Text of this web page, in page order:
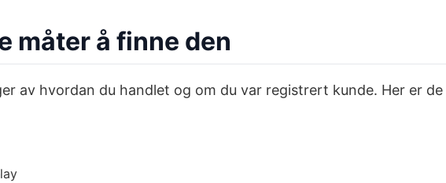
måter å finne den
av hvordan du handlet og om du var registrert kunde. Her er